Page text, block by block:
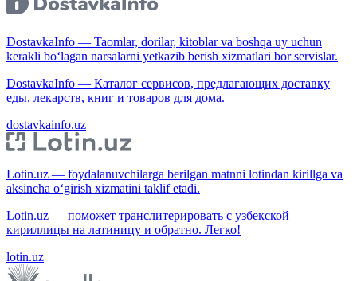
DostavkaInfo — Taomlar, dorilar, kitoblar va boshqa uy uchun
kerakli bo‘lagan narsalarni yetkazib berish xizmatlari bor servislar.
DostavkaInfo — Каталог сервисов, предлагающих доставку
еды, лекарств, книг и товаров для дома.
dostavkainfo.uz
Lotin.uz — foydalanuvchilarga berilgan matnni lotindan kirillga va
aksincha o‘girish xizmatini taklif etadi.
Lotin.uz — поможет транслитерировать с узбекской
кириллицы на латиницу и обратно. Легко!
lotin.uz